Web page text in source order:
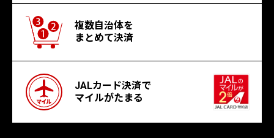
複数自治体を
まとめて決済
JALカード決済で
マイルがたまる